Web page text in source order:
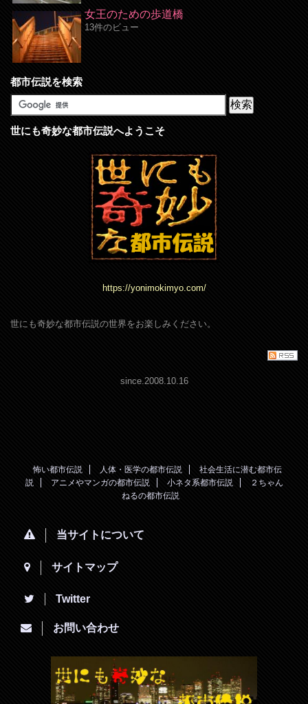
女王のための歩道橋
13件のビュー
都市伝説を検索
世にも奇妙な都市伝説へようこそ
https://yonimokimyo.com/
世にも奇妙な都市伝説の世界をお楽しみください。
since.2008.10.16
怖い都市伝説 人体・医学の都市伝説
社会生活に潜む都市伝
説
アニメやマンガの都市伝説 小ネタ系都市伝説
２ちゃん
ねるの都市伝説
当サイトについて
サイトマップ
Twitter
お問い合わせ